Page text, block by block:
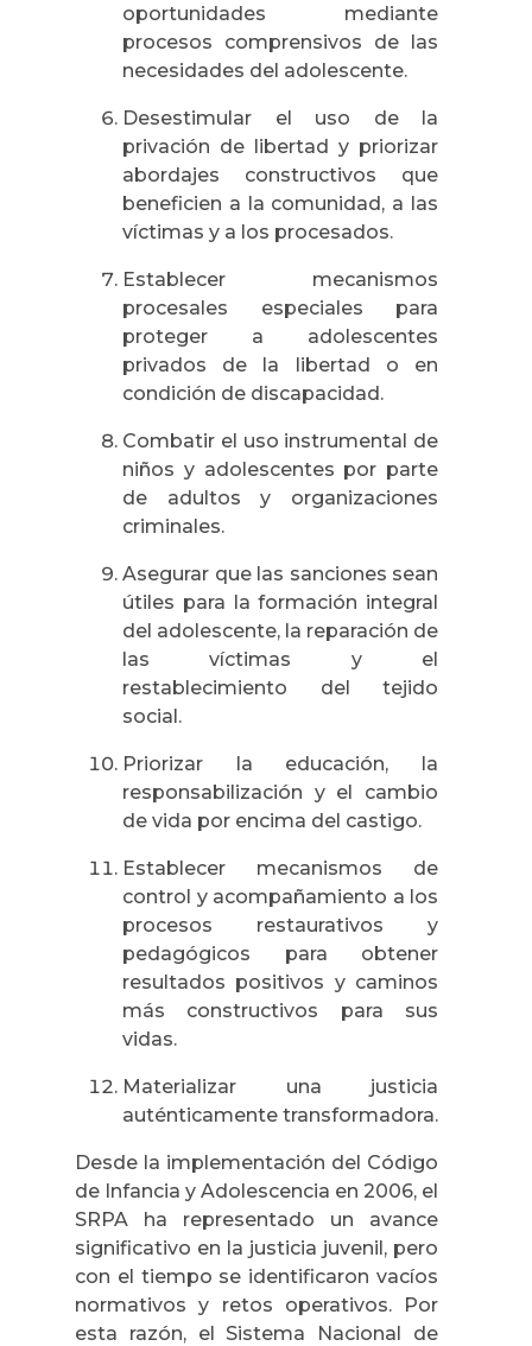
oportunidades mediante
procesos comprensivos de las
necesidades del adolescente.
Desestimular el uso de la
privación de libertad y priorizar
abordajes constructivos que
beneficien a la comunidad, a las
víctimas y a los procesados.
Establecer mecanismos
procesales especiales para
proteger a adolescentes
privados de la libertad o en
condición de discapacidad.
Combatir el uso instrumental de
niños y adolescentes por parte
de adultos y organizaciones
criminales.
Asegurar que las sanciones sean
útiles para la formación integral
del adolescente, la reparación de
las víctimas y el
restablecimiento del tejido
social.
Priorizar la educación, la
responsabilización y el cambio
de vida por encima del castigo.
Establecer mecanismos de
control y acompañamiento a los
procesos restaurativos y
pedagógicos para obtener
resultados positivos y caminos
más constructivos para sus
vidas.
Materializar una justicia
auténticamente transformadora.
Desde la implementación del Código
de Infancia y Adolescencia en 2006, el
SRPA ha representado un avance
significativo en la justicia juvenil, pero
con el tiempo se identificaron vacíos
normativos y retos operativos. Por
esta razón, el Sistema Nacional de